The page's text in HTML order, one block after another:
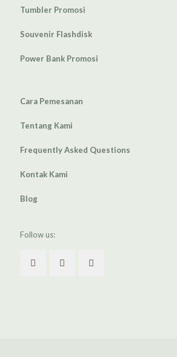
Tumbler Promosi
Souvenir Flashdisk
Power Bank Promosi
Cara Pemesanan
Tentang Kami
Frequently Asked Questions
Kontak Kami
Blog
Follow us: